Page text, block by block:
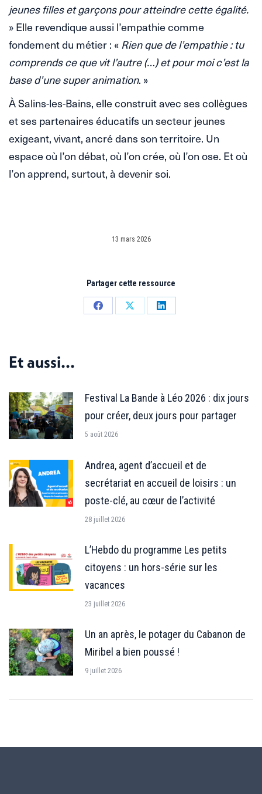
jeunes filles et garçons pour atteindre cette égalité.
» Elle revendique aussi l’empathie comme
fondement du métier : «Rien que de l’empathie : tu
comprends ce que vit l’autre (…) et pour moi c’est la
base d’une super animation. »
À Salins-les-Bains, elle construit avec ses collègues
et ses partenaires éducatifs un secteur jeunes
exigeant, vivant, ancré dans son territoire. Un
espace où l’on débat, où l’on crée, où l’on ose. Et où
l’on apprend, surtout, à devenir soi.
13 mars 2026
Partager cette ressource
PartagerPartagerPartager
Et aussi...
Festival La Bande à Léo 2026 : dix jours
pour créer, deux jours pour partager
5 août 2026
Andrea, agent d’accueil et de
secrétariat en accueil de loisirs : un
poste-clé, au cœur de l’activité
28 juillet 2026
L’Hebdo du programme Les petits
citoyens : un hors-série sur les
vacances
23 juillet 2026
Un an après, le potager du Cabanon de
Miribel a bien poussé !
9 juillet 2026